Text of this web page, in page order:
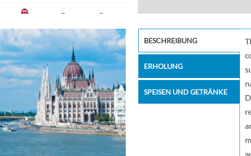
– –
– –
– –
BESCHREIBUNG
ERHOLUNG
SPEISEN UND GETRÄNKE